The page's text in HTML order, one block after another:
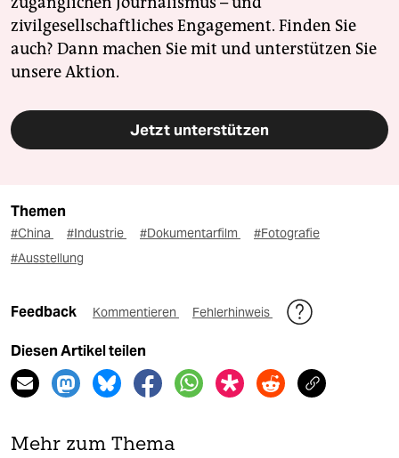
zivilgesellschaftliches Engagement. Finden Sie
auch? Dann machen Sie mit und unterstützen Sie
unsere Aktion.
Jetzt unterstützen
Themen
#China #Industrie #Dokumentarfilm
#Fotografie
#Ausstellung
Feedback Kommentieren Fehlerhinweis
Diesen Artikel teilen
Mehr zum Thema